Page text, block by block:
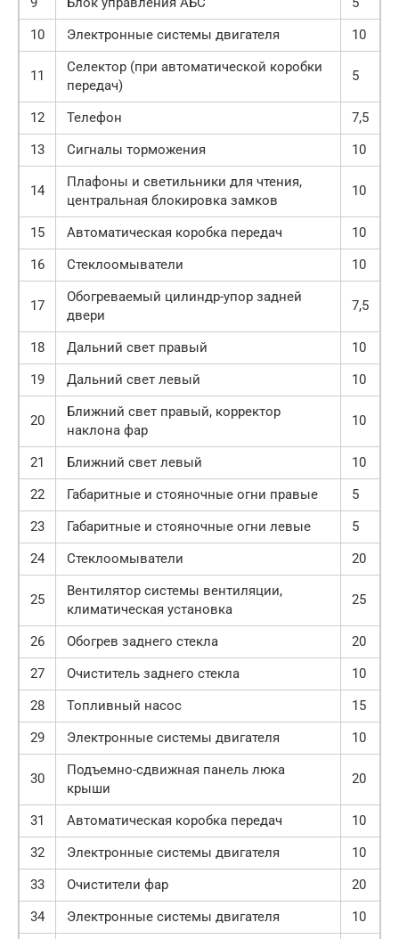
10
Электронные системы двигателя 10
11
Селектор (при автоматической коробки
передач)
5
12 Телефон
7,5
13
Сигналы торможения 10
14
Плафоны и светильники для чтения,
центральная блокировка замков
10
15 Автоматическая коробка передач
10
16
Стеклоомыватели 10
17
Обогреваемый цилиндр-упор задней
двери
7,5
18 Дальний свет правый
10
19
Дальний свет левый 10
20
Ближний свет правый, корректор
наклона фар
10
21 Ближний свет левый
10
22
Габаритные и стояночные огни правые
5
23
Габаритные и стояночные огни левые
5
24
Стеклоомыватели 20
25
Вентилятор системы вентиляции,
климатическая установка
25
26 Обогрев заднего стекла
20
27
Очиститель заднего стекла
10
28
Топливный насос
15
29
Электронные системы двигателя 10
30
Подъемно-сдвижная панель люка
крыши
20
31 Автоматическая коробка передач
10
32
Электронные системы двигателя
10
33
Очистители фар
20
34
Электронные системы двигателя 10